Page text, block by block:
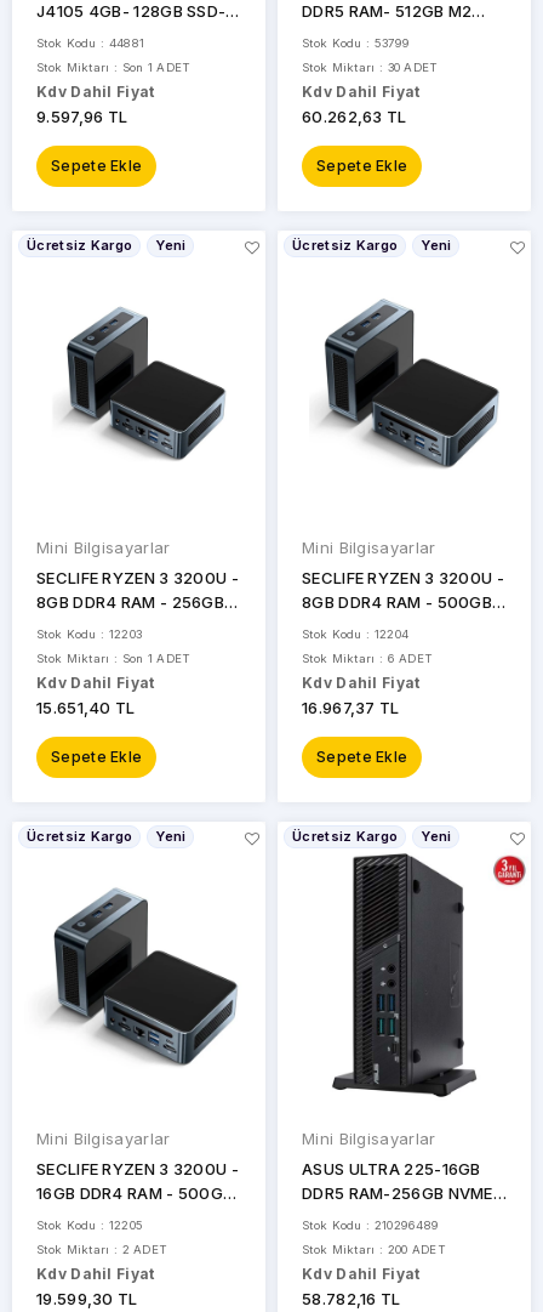
J4105 4GB- 128GB SSD-
O/B HD VGA FRD
ENDUSTRIYEL MINI PC
Seri Port
Stok Kodu : 44881
Stok Miktarı : Son 1 ADET
Kdv Dahil Fiyat
9.597,96 TL
Sepete Ekle
DDR5 RAM- 512GB M2
NVME- O/B UHD FDOS
MINI PC / PRO MICRO
BTO107_QCM1250U
Stok Kodu : 53799
Stok Miktarı : 30 ADET
Kdv Dahil Fiyat
60.262,63 TL
Sepete Ekle
Ücretsiz Kargo Yeni
Mini Bilgisayarlar
SECLIFE RYZEN 3 3200U -
8GB DDR4 RAM - 256GB
SSD - W11H MINI PC / MP-
AN210 SİYAH
Stok Kodu : 12203
Stok Miktarı : Son 1 ADET
Kdv Dahil Fiyat
15.651,40 TL
Sepete Ekle
Ücretsiz Kargo Yeni
Mini Bilgisayarlar
SECLIFE RYZEN 3 3200U -
8GB DDR4 RAM - 500GB
SSD - W11H MINI PC / MP-
AN212 SİYAH
Stok Kodu : 12204
Stok Miktarı : 6 ADET
Kdv Dahil Fiyat
16.967,37 TL
Sepete Ekle
Ücretsiz Kargo Yeni
Mini Bilgisayarlar
SECLIFE RYZEN 3 3200U -
16GB DDR4 RAM - 500GB
SSD - W11H MINI PC / MP-
AN215 SİYAH
Stok Kodu : 12205
Stok Miktarı : 2 ADET
Kdv Dahil Fiyat
19.599,30 TL
Ücretsiz Kargo Yeni
Mini Bilgisayarlar
ASUS ULTRA 225-16GB
DDR5 RAM-256GB NVME-
FDOS MINI PC PB64-
B50060MH / 90MS0361-
M001W0
Stok Kodu : 210296489
Stok Miktarı : 200 ADET
Kdv Dahil Fiyat
58.782,16 TL